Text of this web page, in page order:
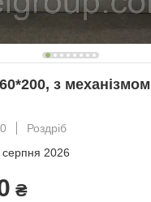
з механізмом
Роздріб
серпня 2026
₴